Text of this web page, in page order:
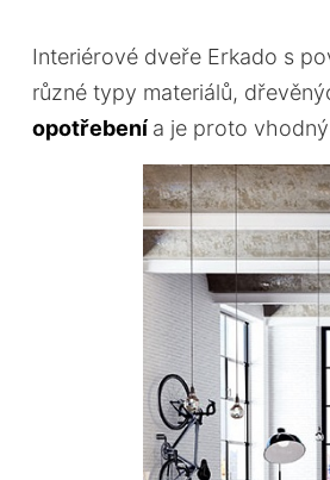
Interiérové dveře Erkado s
různé typy materiálů,
opotřebení a je proto